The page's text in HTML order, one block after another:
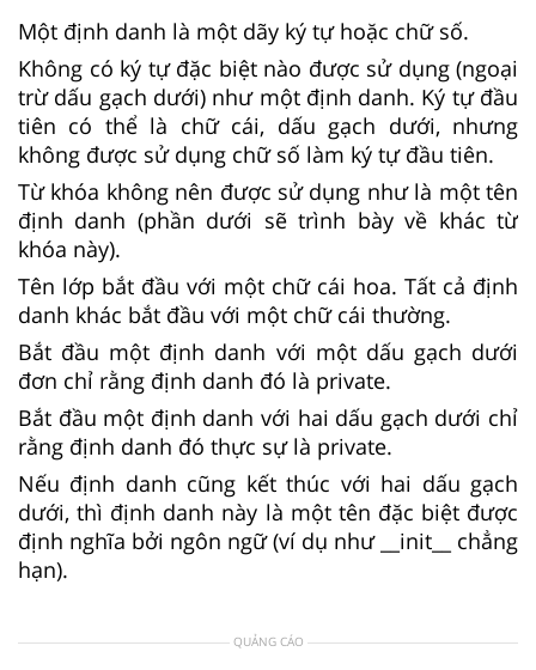
Một định danh là một dãy ký tự hoặc chữ số.
Không có ký tự đặc biệt nào được sử dụng (ngoại
trừ dấu gạch dưới) như một định danh. Ký tự đầu
tiên có thể là chữ cái, dấu gạch dưới, nhưng
không được sử dụng chữ số làm ký tự đầu tiên.
Từ khóa không nên được sử dụng như là một tên
định danh (phần dưới sẽ trình bày về khác từ
khóa này).
Tên lớp bắt đầu với một chữ cái hoa. Tất cả định
danh khác bắt đầu với một chữ cái thường.
Bắt đầu một định danh với một dấu gạch dưới
đơn chỉ rằng định danh đó là private.
Bắt đầu một định danh với hai dấu gạch dưới chỉ
rằng định danh đó thực sự là private.
Nếu định danh cũng kết thúc với hai dấu gạch
dưới, thì định danh này là một tên đặc biệt được
định nghĩa bởi ngôn ngữ (ví dụ như __init__ chẳng
hạn).
QUẢNG CÁO